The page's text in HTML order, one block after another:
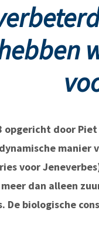
opgericht door
manier
voor
dan alleen
biologische